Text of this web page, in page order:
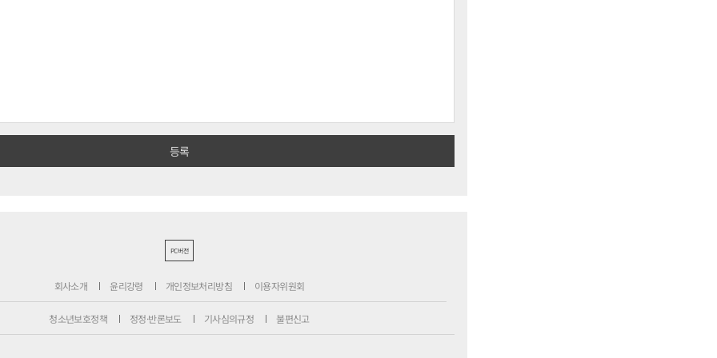
PC버전
회사소개 윤리강령 개인정보처리방침 이용자위원회
청소년보호정책 정정·반론보도 기사심의규정 불편신고